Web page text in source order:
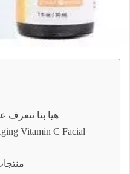
هيا بنا
Vitamin C Facial